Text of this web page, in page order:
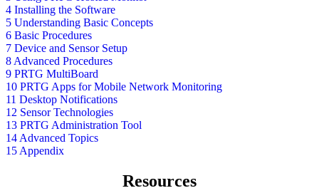
4 Installing the Software
5 Understanding Basic Concepts
6 Basic Procedures
7 Device and Sensor Setup
8 Advanced Procedures
9 PRTG MultiBoard
10 PRTG Apps for Mobile Network Monitoring
11 Desktop Notifications
12 Sensor Technologies
13 PRTG Administration Tool
14 Advanced Topics
15 Appendix
Resources